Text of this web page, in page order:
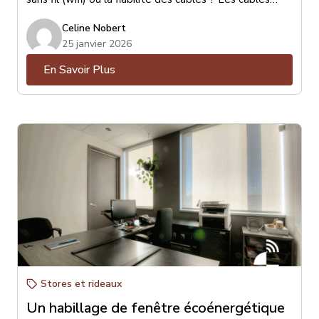
sont de loin les préférés pour leurs qualités de
stabilité et de vitesse de communication au réseau.
Celine Nobert
25 janvier 2026
En Savoir Plus
Stores et rideaux
Un habillage de fenêtre écoénergétique